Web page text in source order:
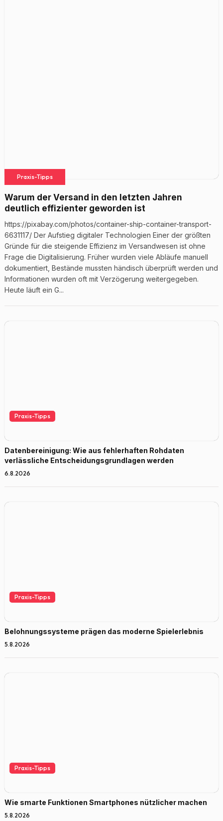
Praxis-Tipps
Warum der Versand in den letzten Jahren
deutlich effizienter geworden ist
https://pixabay.com/photos/container-ship-container-transport-
6631117/ Der Aufstieg digitaler Technologien Einer der größten
Gründe für die steigende Effizienz im Versandwesen ist ohne
Frage die Digitalisierung. Früher wurden viele Abläufe manuell
dokumentiert, Bestände mussten händisch überprüft werden und
Informationen wurden oft mit Verzögerung weitergegeben.
Heute läuft ein G...
Praxis-Tipps
Datenbereinigung: Wie aus fehlerhaften Rohdaten
verlässliche Entscheidungsgrundlagen werden
6.8.2026
Praxis-Tipps
Belohnungssysteme prägen das moderne Spielerlebnis
5.8.2026
Praxis-Tipps
Wie smarte Funktionen Smartphones nützlicher machen
5.8.2026